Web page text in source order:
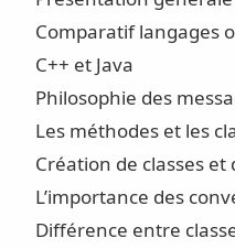
Comparatif langages
C++ et Java
Philosophie des
Les méthodes et les
Création de classes et
L’importance des
Différence entre